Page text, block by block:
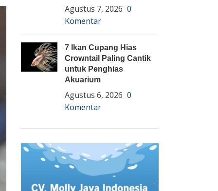
Agustus 7, 2026 0
Komentar
7 Ikan Cupang Hias
Crowntail Paling Cantik
untuk Penghias
Akuarium
Agustus 6, 2026 0
Komentar